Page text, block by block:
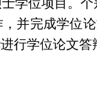
学位项目。
并完成学位
行学位论文